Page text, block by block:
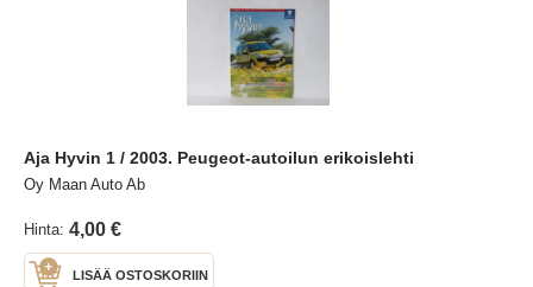
Aja Hyvin 1 / 2003. Peugeot-autoilun erikoislehti
Oy Maan Auto Ab
Hinta: 4,00 €
LISÄÄ OSTOSKORIIN